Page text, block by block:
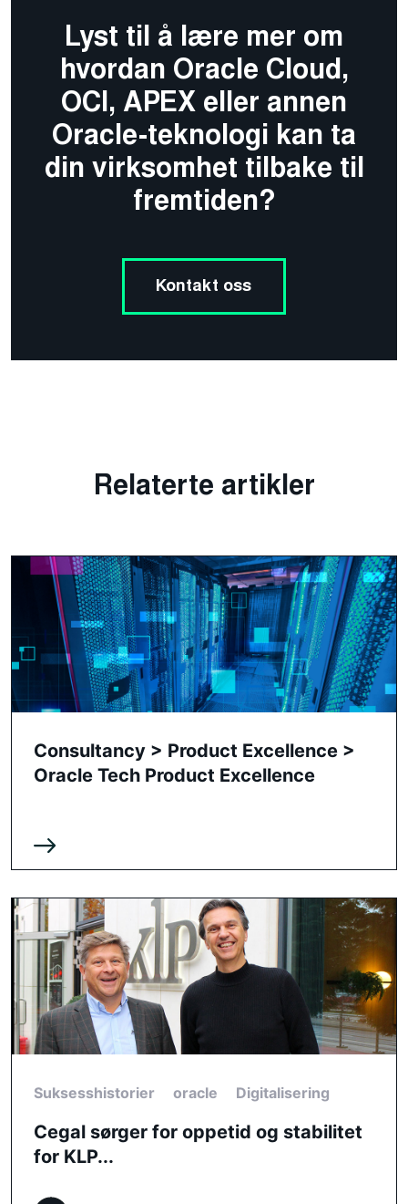
Lyst til å lære mer om
hvordan Oracle Cloud,
OCI, APEX eller annen
Oracle-teknologi kan ta
din virksomhet tilbake til
fremtiden?
Kontakt oss
Relaterte artikler
Consultancy > Product Excellence >
Oracle Tech Product Excellence
Suksesshistorier oracle Digitalisering
Cegal sørger for oppetid og stabilitet
for KLP...